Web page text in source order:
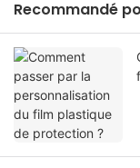
Recommandé